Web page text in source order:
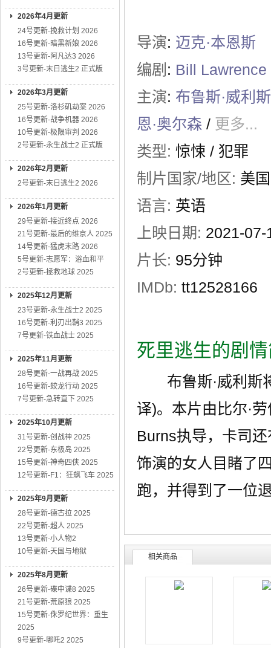
2026年4月更新
24号更新-挽救计划 2026
16号更新-暗黑新娘 2026
13号更新-阿凡达3 2026
3号更新-末日逃生2 正式版
2026年3月更新
25号更新-洛杉矶劫案 2026
16号更新-战争机器 2026
10号更新-极限审判 2026
2号更新-永生战士2 正式版
2026年2月更新
2号更新-末日逃生2 2026
2026年1月更新
29号更新-接近终点 2026
21号更新-最后的维京人 2025
14号更新-猛虎末路 2026
5号更新-志愿军：浴血和平
2号更新-拯救地球 2025
2025年12月更新
23号更新-永生战士2 2025
16号更新-利刃出鞘3 2025
7号更新-铁血战士 2025
2025年11月更新
28号更新-一战再战 2025
16号更新-蛟龙行动 2025
7号更新-急转直下 2025
2025年10月更新
31号更新-创战神 2025
22号更新-东极岛 2025
15号更新-神奇四侠 2025
12号更新-F1：狂飙飞车 2025
2025年9月更新
28号更新-德古拉 2025
22号更新-超人 2025
13号更新-小人物2
10号更新-天国与地狱
2025年8月更新
26号更新-碟中谍8 2025
21号更新-荒原狼 2025
15号更新-侏罗纪世界：重生
2025
9号更新-哪吒2 2025
导演: 迈克·本恩斯
编剧 : Bill Lawrence
主演: 布鲁斯·威利斯
恩·奥尔森 / 更多...
类型: 惊悚 / 犯罪
制片国家/地区: 美国
语言: 英语
上映日期: 2021-07-
片长: 95分钟
IMDb: tt12528166
死里逃生的剧
布鲁斯·威利斯将
译)。本片由比尔·
Burns执导，卡司
饰演的女人目睹了
跑，并得到了一位
相关商品